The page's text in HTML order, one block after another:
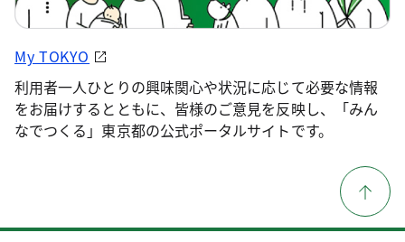
My TOKYO
利用者一人ひとりの興味関心や状況に応じて必要な情報
をお届けするとともに、皆様のご意見を反映し、「みん
なでつくる」東京都の公式ポータルサイトです。